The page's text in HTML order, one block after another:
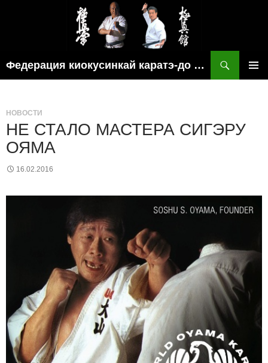
Федерация киокусинкай каратэ-до рязанской области
НОВОСТИ
НЕ СТАЛО МАСТЕРА СИГЭРУ
ОЯМА
16.02.2016